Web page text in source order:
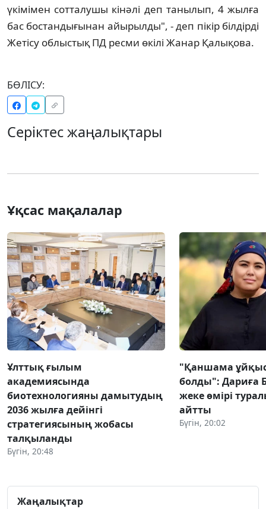
үкімімен сотталушы кінәлі деп танылып, 4 жылға
бас бостандығынан айырылды", - деп пікір білдірді
Жетісу облыстық ПД ресми өкілі Жанар Қалықова.
БӨЛІСУ:
Серіктес жаңалықтары
Ұқсас мақалалар
Ұлттық ғылым
академиясында
биотехнологияны дамытудың
2036 жылға дейінгі
стратегиясының жобасы
талқыланды
Бүгін, 20:48
"Қаншама
болды": Дариға
жеке өмірі
айтты
Бүгін, 20:02
Жаңалықтар